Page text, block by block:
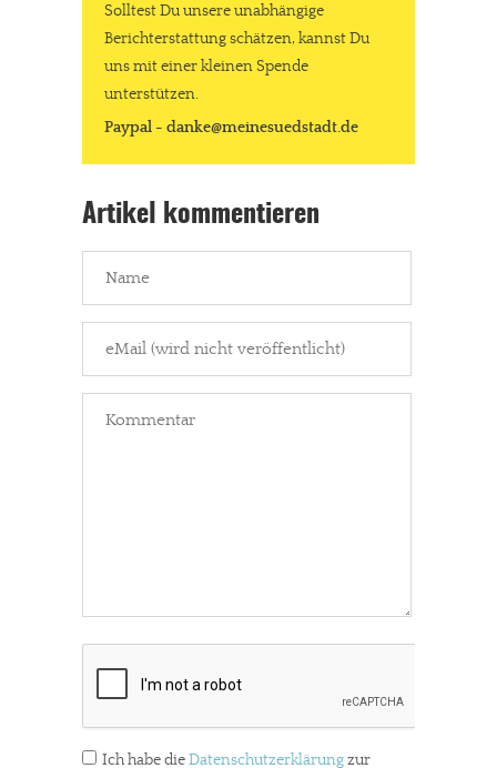
Solltest Du unsere unabhängige
Berichterstattung schätzen, kannst Du
uns mit einer kleinen Spende
unterstützen.
Paypal - danke@meinesuedstadt.de
Artikel kommentieren
Ich habe dieDatenschutzerklärungzur